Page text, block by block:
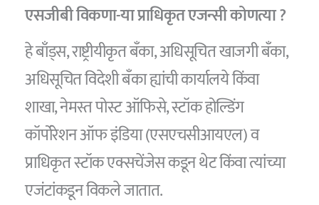
एसजीबी विकणा-या प्राधिकृत एजन्सी कोणत्या ?
हे बाँड्स, राष्ट्रीयीकृत बँका, अधिसूचित खाजगी बँका,
अधिसूचित विदेशी बँका ह्यांची कार्यालये किंवा
शाखा, नेमस्त पोस्ट ऑफिसे, स्टॉक होल्डिंग
कॉर्पोरेशन ऑफ इंडिया (एसएचसीआयएल) व
प्राधिकृत स्टॉक एक्सचेंजेस कडून थेट किंवा त्यांच्या
एजंटांकडून विकले जातात.